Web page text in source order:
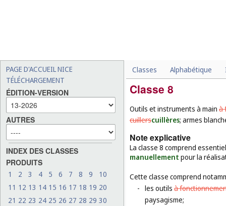
PAGE D'ACCUEIL NICE
TÉLÉCHARGEMENT
ÉDITION-VERSION
AUTRES
INDEX DES CLASSES
PRODUITS
1 2 3 4 5 6 7 8 9
10
11 12 13 14 15 16 17 18 19 20
21 22 23 24 25 26 27 28 29 30
Classes Alphabétique
Classe 8
Outils et instruments à main à
cuillerscuillères; armes
Note explicative
La classe 8 comprend
manuellement pour la
Cette classe comprend
- les outils à
paysagisme;